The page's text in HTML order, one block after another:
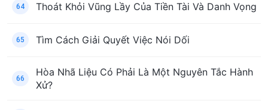
64 Thoát Khỏi Vũng Lầy Của Tiền Tài Và Danh Vọng
65 Tìm Cách Giải Quyết Việc Nói Dối
66
Hòa Nhã Liệu Có Phải Là Một Nguyên Tắc Hành
Xử?